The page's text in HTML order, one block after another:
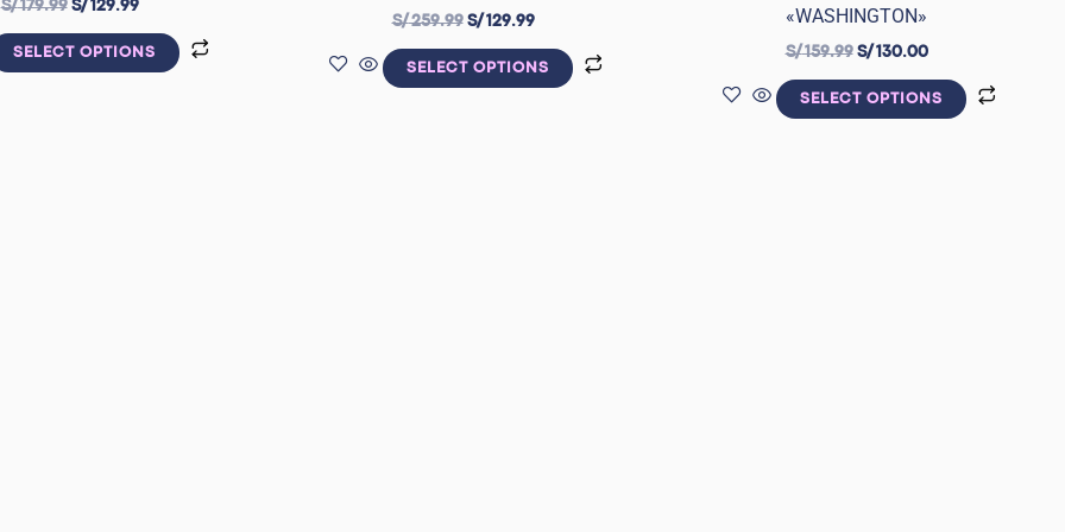
S/179.99 S/129.99
SELECT OPTIONS
S/259.99 S/129.99
SELECT OPTIONS
«WASHINGTON»
S/159.99 S/130.00
SELECT OPTIONS